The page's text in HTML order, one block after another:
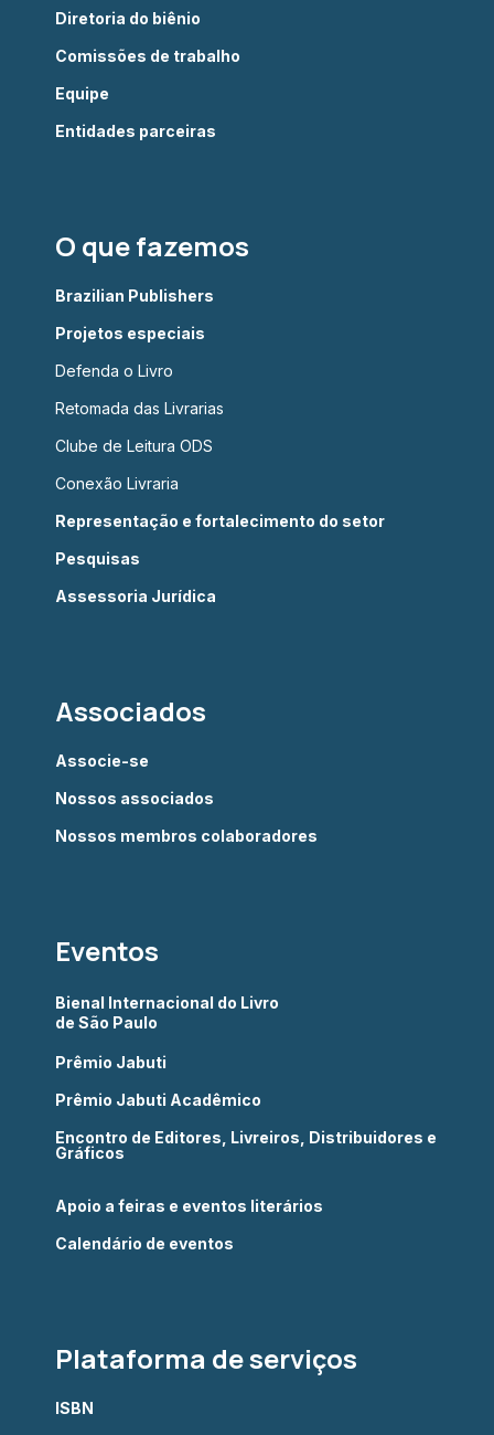
Diretoria do biênio
Comissões de trabalho
Equipe
Entidades parceiras
O que fazemos
Brazilian Publishers
Projetos especiais
Defenda o Livro
Retomada das Livrarias
Clube de Leitura ODS
Conexão Livraria
Representação e fortalecimento do setor
Pesquisas
Assessoria Jurídica
Associados
Associe-se
Nossos associados
Nossos membros colaboradores
Eventos
Bienal Internacional do Livro
de São Paulo
Prêmio Jabuti
Prêmio Jabuti Acadêmico
Encontro de Editores, Livreiros, Distribuidores e
Gráficos
Apoio a feiras e eventos literários
Calendário de eventos
Plataforma de serviços
ISBN